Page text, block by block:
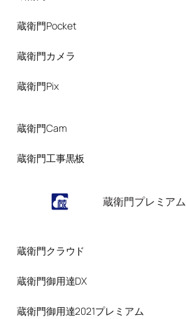
蔵衛門Pocket
蔵衛門カメラ
蔵衛門Pix
蔵衛門Cam
蔵衛門工事黒板
蔵衛門プレミアム
蔵衛門クラウド
蔵衛門御用達DX
蔵衛門御用達2021プレミアム